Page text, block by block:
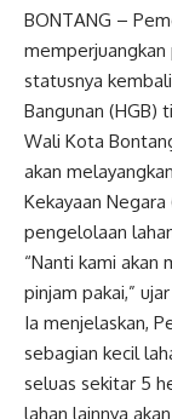
BONTANG –
memperjuangkan
statusnya
Bangunan (HGB)
Wali Kota
akan
Kekayaan
pengelolaan
“Nanti kami akan
pinjam pakai,”
Ia menjelaskan,
sebagian kecil
seluas sekitar 5
lahan lainnya